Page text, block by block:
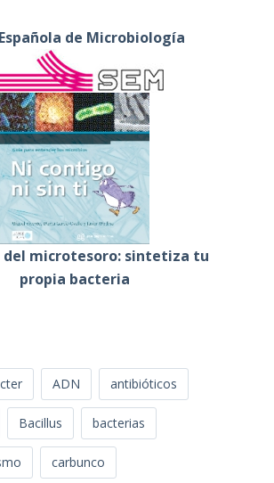
de Microbiología
del microtesoro: sintetiza tu
propia bacteria
ADN antibióticos
Bacillus bacterias
carbunco